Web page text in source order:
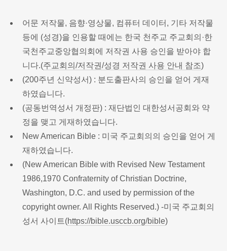
어문 저작물, 음향·영상물, 컴퓨터 데이터, 기타 저작물
등에 (성경)을 인용할 때에는 한국 천주교 주교회의·한
국천주교중앙협의회에 저작권 사용 승인을 받아야 합
니다.(주교회의/저작권/성경 저작권 사용 안내 참조)
(200주년 신약성서) : 분도출판사의 승인을 얻어 게재
하였습니다.
(공동번역성서 개정판) : 재단법인 대한성서공회와 약
정을 맺고 게재하였습니다.
New American Bible : 미국 주교회의의 승인을 얻어 게
재하였습니다.
(New American Bible with Revised New Testament
1986,1970 Confraternity of Christian Doctrine,
Washington, D.C. and used by permission of the
copyright owner. All Rights Reserved.) -미국 주교회의
성서 사이트(https://bible.usccb.org/bible)